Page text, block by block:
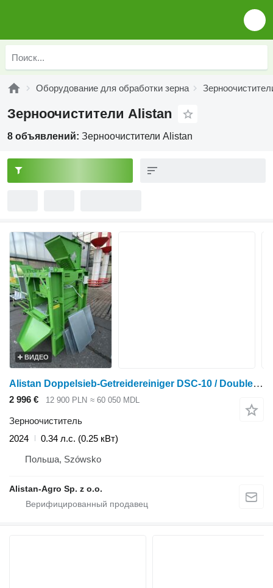
Оборудование для обработки зерна
Зерноочистители Alistan
8 объявлений: Зерноочистители Alistan
ВИДЕО
Alistan Doppelsieb-Getreidereiniger DSC-10 / Double-sieve grain cleaner
2 996 € 12 900 PLN ≈ 60 050 MDL
Зерноочиститель
2024
0.34 л.с. (0.25 кВт)
Польша, Szówsko
Alistan-Agro Sp. z o.o.